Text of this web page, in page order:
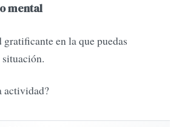
mental
en la que puedas
actividad?